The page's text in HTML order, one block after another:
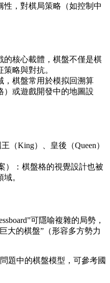
，對棋局策略（如控制中
的核心載體，棋盤不僅是棋
略與對抗。
，棋盤常用於模拟回溯算
）或遊戲開發中的地圖設
（King）、皇後（Queen）
）：棋盤格的視覺設計也被
。
可隱喻複雜的局勢，
大的棋盤”（形容多方勢力
題中的棋盤模型，可參考國